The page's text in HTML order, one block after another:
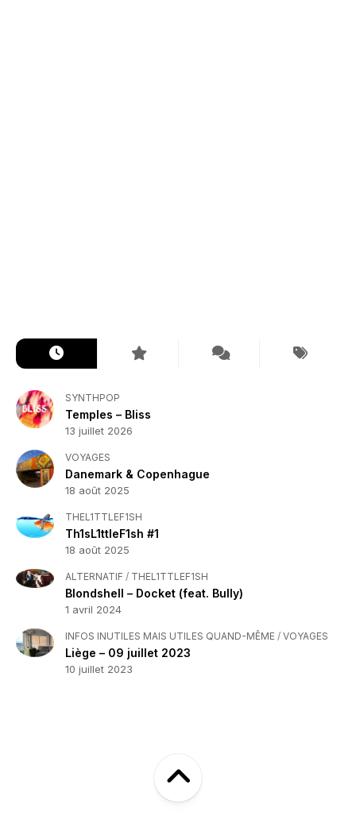
SYNTHPOP
Temples – Bliss
13 juillet 2026
VOYAGES
Danemark & Copenhague
18 août 2025
THEL1TTLEF1SH
Th1sL1ttleF1sh #1
18 août 2025
ALTERNATIF / THEL1TTLEF1SH
Blondshell – Docket (feat. Bully)
1 avril 2024
INFOS INUTILES MAIS UTILES QUAND-MÊME / VOYAGES
Liège – 09 juillet 2023
10 juillet 2023